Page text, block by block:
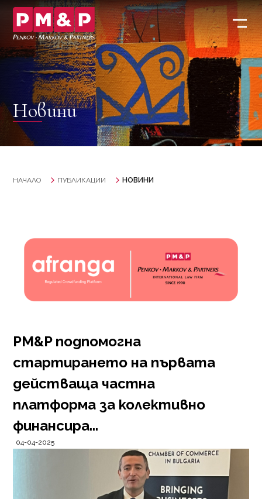
Новини
НАЧАЛО ПУБЛИКАЦИИ НОВИНИ
PM&P подпомогна
стартирането на първата
действаща частна
платформа за колективно
финансира...
04-04-2025